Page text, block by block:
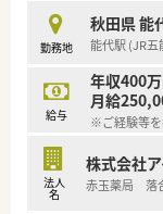
キルを幅広
■地域密着
サービスを
勤務地
秋田県 能
能代駅 (JR五
給与
年収400
月給
※ご経験等を
法人
名
株式会社
赤玉薬局 落